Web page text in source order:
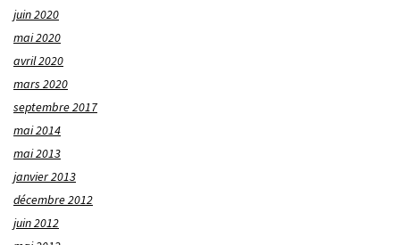
juin 2020
mai 2020
avril 2020
mars 2020
septembre 2017
mai 2014
mai 2013
janvier 2013
décembre 2012
juin 2012